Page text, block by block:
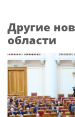
Другие
области